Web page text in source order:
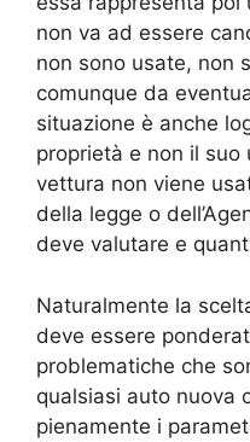
non va ad essere
non sono usate, non
comunque da
situazione è anche
proprietà e non il suo
vettura non viene
della legge o
deve valutare e
Naturalmente la
deve essere
problematiche che
qualsiasi auto nuova
pienamente i